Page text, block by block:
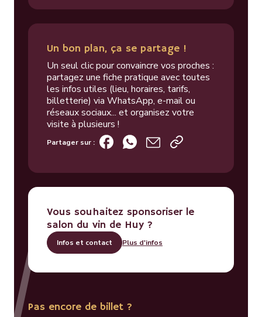
Un bon plan, ça se partage !
Un seul clic pour convaincre vos proches :
partagez une fiche pratique avec toutes
les infos utiles (lieu, horaires, tarifs,
billetterie) via WhatsApp, e-mail ou
réseaux sociaux... et organisez votre
visite à plusieurs !
Partager sur :
Vous souhaitez sponsoriser le
salon du vin de Huy ?
Infos et contact Plus d'infos
Pas encore de billet ?